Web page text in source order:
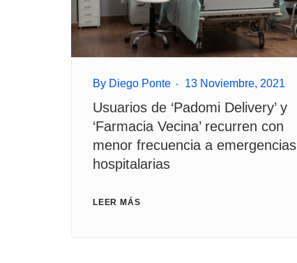
By Diego Ponte 13 Noviembre, 2021
Usuarios de ‘Padomi Delivery’ y
‘Farmacia Vecina’ recurren con
menor frecuencia a emergencias
hospitalarias
LEER MÁS